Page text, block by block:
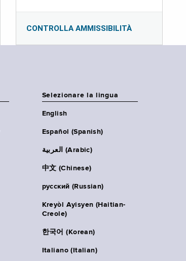
CONTROLLA AMMISSIBILITÀ
Selezionare la lingua
English
Español (Spanish)
العربية (Arabic)
中文 (Chinese)
русский (Russian)
Kreyòl Ayisyen (Haitian-
Creole)
한국어 (Korean)
Italiano (Italian)